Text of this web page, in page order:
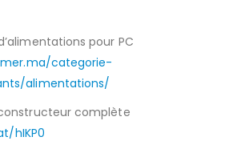
pour PC
categorie-
alimentations/
complète
hIKP0